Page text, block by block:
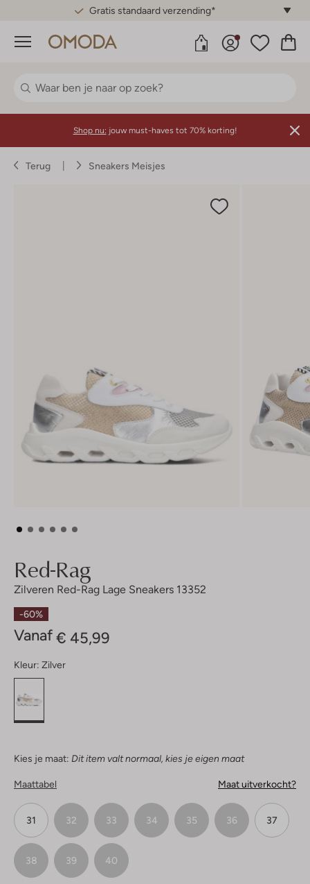
Gratis standaard verzending*
Menu
Shop nu: jouw must-haves tot 70% korting!
Terug Sneakers Meisjes
Red-Rag
Zilveren Red-Rag Lage Sneakers 13352
-60%
Vanaf € 45,99
Kleur: Zilver
Kies je maat: Dit item valt normaal, kies je eigen maat
Maattabel Maat uitverkocht?
31 32 33 34 35 36 37
38 39 40